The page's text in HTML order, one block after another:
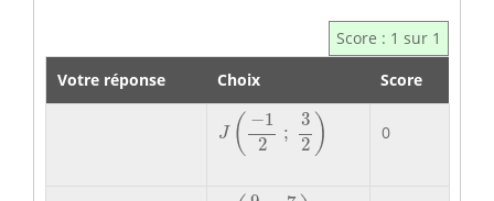
Score : 1 sur 1
Votre réponse
Choix Score
J ( −1
2
;
3
2 )
J(−12;32)
0
2; )